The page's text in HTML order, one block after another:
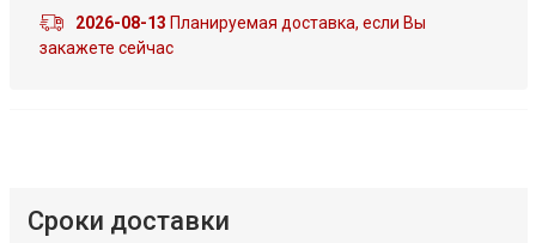
2026-08-13 Планируемая доставка, если Вы
закажете сейчас
Сроки доставки